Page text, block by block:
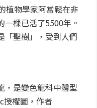
植物學家阿當鬆在非
一棵已活了5500年。
「聖樹」，受到人們
，是變色龍科中體型
授權圖，作者